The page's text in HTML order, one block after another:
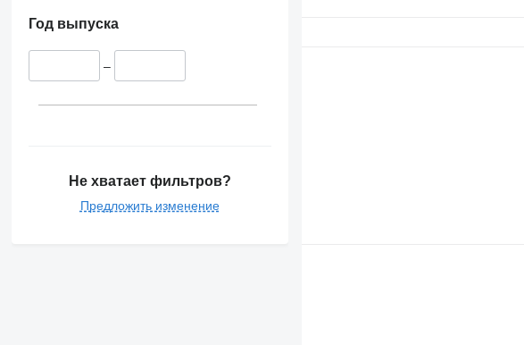
Год выпуска
–
Не хватает фильтров?
Предложить изменение